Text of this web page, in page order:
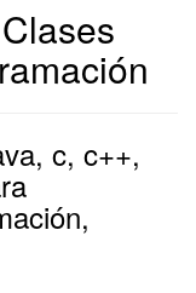
c, c++,